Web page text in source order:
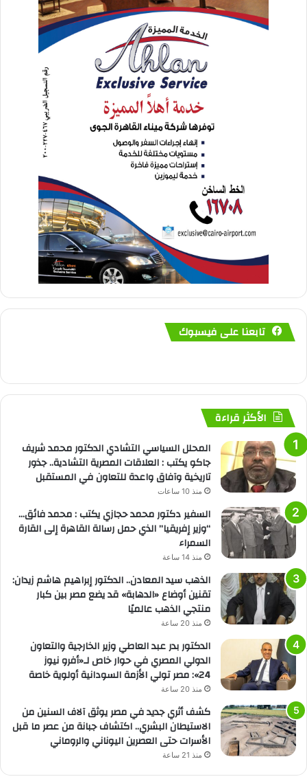
تابعنا على فيسبوك
الأكثر قراءة
المحلل السياسي التشادي الدكتور محمد شريف
جاكو يكتب : العلاقات المصرية التشادية.. جذور
تاريخية وآفاق واعدة للتعاون في المستقبل
منذ 10 ساعات
السفير دكتور محمد حجازي يكتب : محمد فائق…
“وزير إفريقيا” الذي حمل رسالة القاهرة إلى القارة
السمراء
منذ 14 ساعة
الذهب سيد المعادن.. الدكتور إبراهيم هاشم زيدان:
تقنين أوضاع «الدهابة» قد يضع مصر بين كبار
منتجي الذهب عالميًا
منذ 20 ساعة
الدكتور بدر عبد العاطي وزير الخارجية والتعاون
الدولي المصري في حوار خاص لـ«أفرو نيوز
24»: مصر تولي الأزمة السودانية أولوية خاصة
منذ 20 ساعة
كشف أثري جديد في مصر يوثق آلاف السنين من
الاستيطان البشري.. اكتشاف جبانة من عصر ما قبل
الأسرات حتى العصرين اليوناني والروماني
منذ 21 ساعة